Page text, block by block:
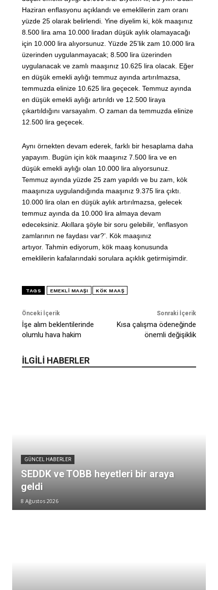
Haziran enflasyonu açıklandı ve emeklilerin zam oranı
yüzde 25 olarak belirlendi. Yine diyelim ki, kök maaşınız
8.500 lira ama 10.000 liradan düşük aylık olamayacağı
için 10.000 lira alıyorsunuz. Yüzde 25’lik zam 10.000 lira
üzerinden uygulanmayacak; 8.500 lira üzerinden
uygulanacak ve zamlı maaşınız 10.625 lira olacak. Eğer
en düşük emekli aylığı temmuz ayında artırılmazsa,
temmuzda elinize 10.625 lira geçecek. Temmuz ayında
en düşük emekli aylığı artırıldı ve 12.500 liraya
çıkartıldığını varsayalım. O zaman da temmuzda elinize
12.500 lira geçecek.
Aynı örnekten devam ederek, farklı bir hesaplama daha
yapayım. Bugün için kök maaşınız 7.500 lira ve en
düşük emekli aylığı olan 10.000 lira alıyorsunuz.
Temmuz ayında yüzde 25 zam yapıldı ve bu zam, kök
maaşınıza uygulandığında maaşınız 9.375 lira çıktı.
10.000 lira olan en düşük aylık artırılmazsa, gelecek
temmuz ayında da 10.000 lira almaya devam
edeceksiniz. Akıllara şöyle bir soru gelebilir, ‘enflasyon
zamlarının ne faydası var?’. Kök maaşınız
artıyor. Tahmin ediyorum, kök maaş konusunda
emeklilerin kafalarındaki sorulara açıklık getirmişimdir.
TAGS EMEKLI MAAŞI KÖK MAAŞ
Önceki İçerik
İşe alım beklentilerinde
olumlu hava hakim
Sonraki İçerik
Kısa çalışma ödeneğinde
önemli değişiklik
İLGİLİ HABERLER
GÜNCEL HABERLER
SEDDK ve TOBB heyetleri bir araya
geldi
8 Ağustos 2026